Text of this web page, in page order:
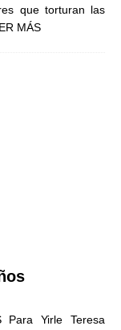
que torturan las
MÁS
Para Yirle Teresa